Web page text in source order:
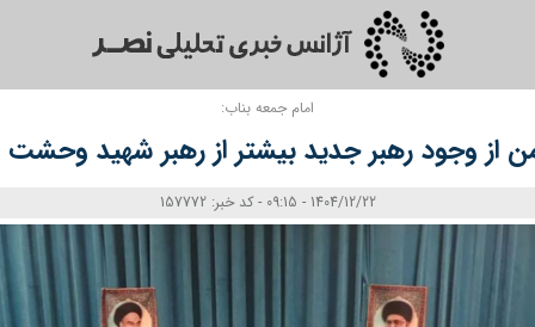
امام جمعه بناب:
از وجود رهبر جدید بیشتر از رهبر شهید وحشت
1404/12/22 - 09:15 - کد خبر: 157772